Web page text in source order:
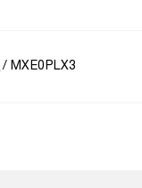
MXE0PLX3